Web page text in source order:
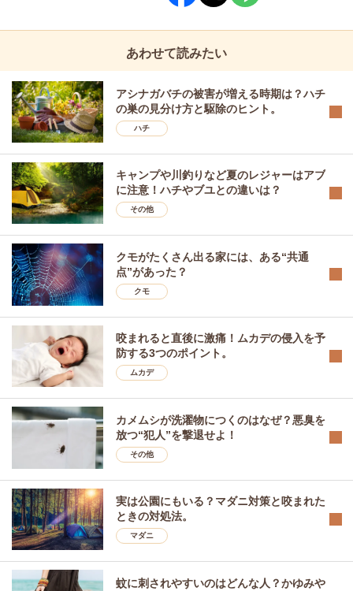
あわせて読みたい
アシナガバチの被害が増える時期は？ハチ
の巣の見分け方と駆除のヒント。
ハチ
キャンプや川釣りなど夏のレジャーはアブ
に注意！ハチやブユとの違いは？
その他
クモがたくさん出る家には、ある“共通
点”があった？
クモ
咬まれると直後に激痛！ムカデの侵入を予
防する3つのポイント。
ムカデ
カメムシが洗濯物につくのはなぜ？悪臭を
放つ“犯人”を撃退せよ！
その他
実は公園にもいる？マダニ対策と咬まれた
ときの対処法。
マダニ
蚊に刺されやすいのはどんな人？かゆみや